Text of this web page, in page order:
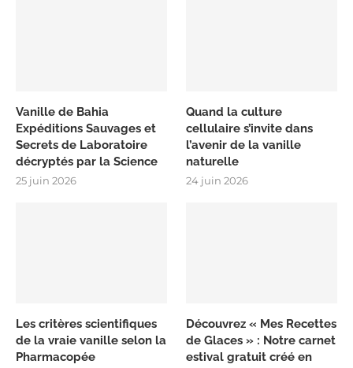
Vanille de Bahia
Expéditions Sauvages et
Secrets de Laboratoire
décryptés par la Science
25 juin 2026
Quand la culture
cellulaire s’invite dans
l’avenir de la vanille
naturelle
24 juin 2026
Les critères scientifiques
de la vraie vanille selon la
Pharmacopée
Découvrez « Mes Recettes
de Glaces » : Notre carnet
estival gratuit créé en